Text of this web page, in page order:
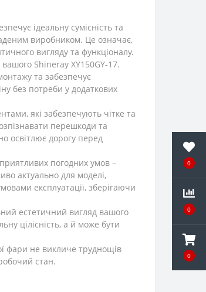
0
0
0
ідеальну сумісність та
виробником. Це означає,
вигляду та функціоналу.
Shineray XY150GY-17.
та забезпечує
без потреби у додаткових
які забезпечують чітке та
перешкоди та
освітлює дорогу перед
погодних умов –
актуально для моделі,
експлуатації, зберігаючи
естетичний вигляд вашого
цілісність, а й може бути
фари не викличе труднощів
стан.